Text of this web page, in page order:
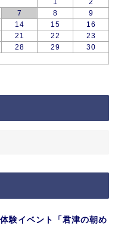
7 8
9
14 15
16
21 22
23
28 29
30
験イベント「君津の朝め